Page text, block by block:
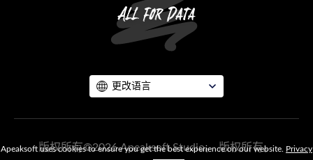
更改语言
版权所有©2026 Apeaksoft Studio。 版权所有。
Apeaksoft uses cookies to ensure you get the best experience on our website. Privacy